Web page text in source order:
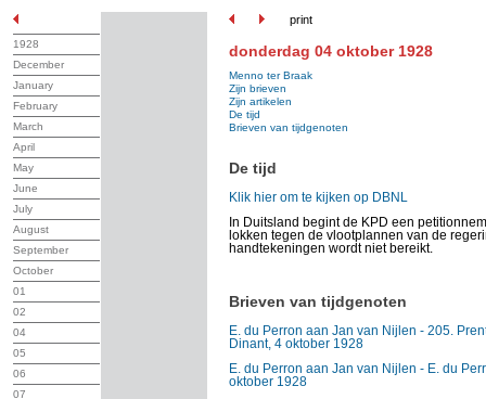
print
1928
December
January
February
March
April
May
June
July
August
September
October
01
02
04
05
06
07
donderdag 04 oktober 1928
Menno ter Braak
Zijn brieven
Zijn artikelen
De tijd
Brieven van tijdgenoten
De tijd
Klik hier om te kijken op DBNL
In Duitsland begint de KPD een
lokken tegen de vlootplannen van de
handtekeningen wordt niet bereikt.
Brieven van tijdgenoten
E. du Perron aan Jan van Nijlen - 205.
Dinant, 4 oktober 1928
E. du Perron aan Jan van Nijlen - E. du
oktober 1928